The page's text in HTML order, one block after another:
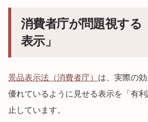
消費者庁が問題視する
表示」
景品表示法（消費者庁） は、実際の
優れているように見せる表示を「有
止しています。